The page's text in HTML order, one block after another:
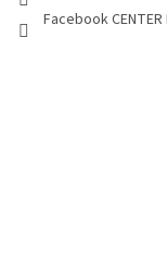
Facebook CENTER